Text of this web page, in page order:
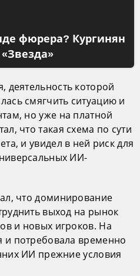
фюрера? Кургинян
деятельность которой
смягчить ситуацию и
но уже на платной
что такая схема по сути
и увидел в ней риск для
ИИ-
что доминирование
выход на рынок
и новых игроков. На
и потребовала временно
ИИ прежние условия